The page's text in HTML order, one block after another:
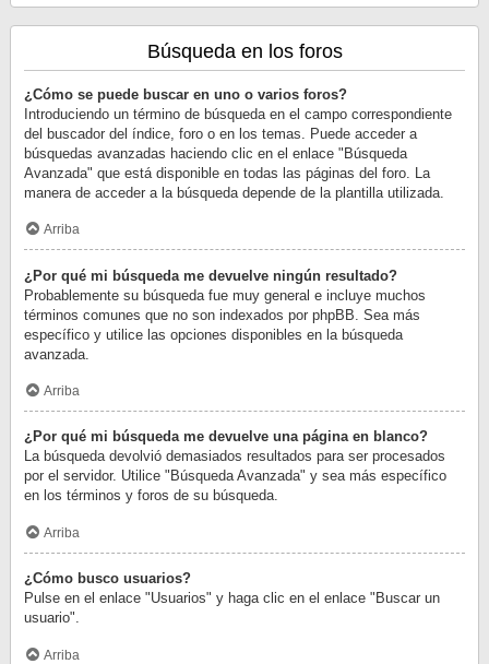
Búsqueda en los foros
¿Cómo se puede buscar en uno o varios foros?
Introduciendo un término de búsqueda en el campo correspondiente
del buscador del índice, foro o en los temas. Puede acceder a
búsquedas avanzadas haciendo clic en el enlace "Búsqueda
Avanzada" que está disponible en todas las páginas del foro. La
manera de acceder a la búsqueda depende de la plantilla utilizada.
Arriba
¿Por qué mi búsqueda me devuelve ningún resultado?
Probablemente su búsqueda fue muy general e incluye muchos
términos comunes que no son indexados por phpBB. Sea más
específico y utilice las opciones disponibles en la búsqueda
avanzada.
Arriba
¿Por qué mi búsqueda me devuelve una página en blanco?
La búsqueda devolvió demasiados resultados para ser procesados
por el servidor. Utilice "Búsqueda Avanzada" y sea más específico
en los términos y foros de su búsqueda.
Arriba
¿Cómo busco usuarios?
Pulse en el enlace "Usuarios" y haga clic en el enlace "Buscar un
usuario".
Arriba